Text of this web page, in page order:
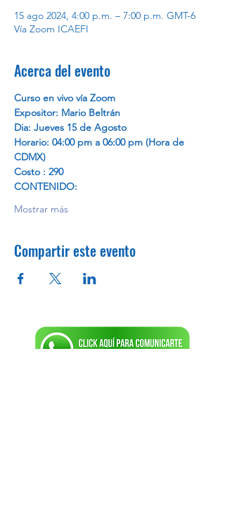
15 ago 2024, 4:00 p.m. – 7:00 p.m. GMT-6
Vía Zoom ICAEFI
Acerca del evento
Curso en vivo vía Zoom
Expositor: Mario Beltrán
Dia: Jueves 15 de Agosto
Horario: 04:00 pm a 06:00 pm (Hora de
CDMX)
Costo : 290
CONTENIDO:
Mostrar más
Compartir este evento